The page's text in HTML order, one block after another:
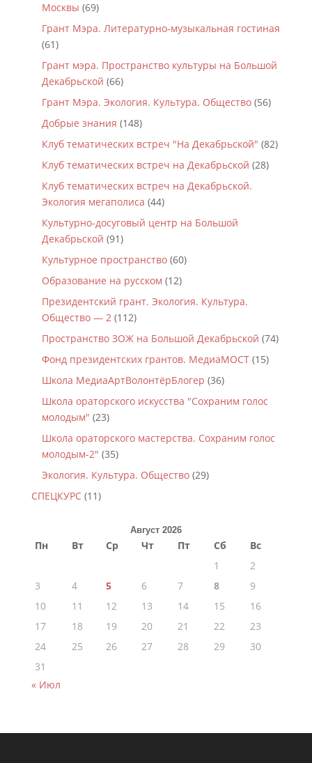
Москвы (69)
Грант Мэра. Литературно-музыкальная гостиная
(61)
Грант мэра. Пространство культуры на Большой
Декабрьской (66)
Грант Мэра. Экология. Культура. Общество(56)
Добрые знания (148)
Клуб тематических встреч "На Декабрьской" (82)
Клуб тематических встреч на Декабрьской (28)
Клуб тематических встреч на Декабрьской.
Экология мегаполиса (44)
Культурно-досуговый центр на Большой
Декабрьской (91)
Культурное пространство(60)
Образование на русском (12)
Президентский грант. Экология. Культура.
Общество — 2(112)
Пространство ЗОЖ на Большой Декабрьской (74)
Фонд президентских грантов. МедиаМОСТ(15)
Школа МедиаАртВолонтёрБлогер (36)
Школа ораторского искусства "Сохраним голос
молодым" (23)
Школа ораторского мастерства. Сохраним голос
молодым-2" (35)
Экология. Культура. Общество(29)
СПЕЦКУРС(11)
Август 2026
Пн Вт Ср Чт Пт Сб
Вс
1
2
3
4 5 6 7 8
9
10
11 12 13 14 15
16
17
18 19 20 21 22
23
24
25 26 27 28 29
30
31
« Июл